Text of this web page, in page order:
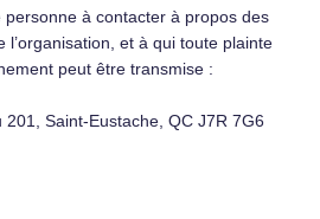
à contacter à propos des
l’organisation, et à qui toute plainte
peut être transmise :
Saint-Eustache, QC J7R 7G6